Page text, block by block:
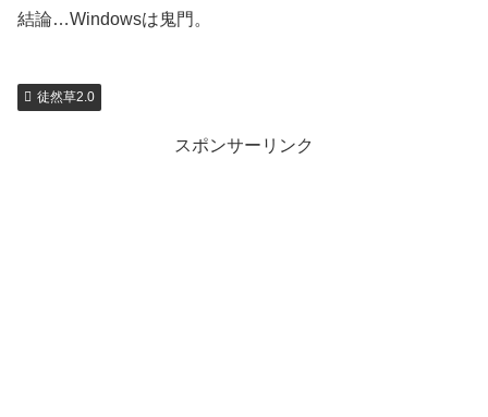
結論…Windowsは鬼門。
徒然草2.0
スポンサーリンク